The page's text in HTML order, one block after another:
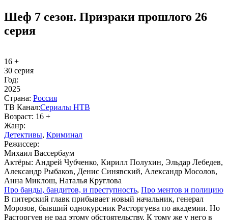
Шеф 7 сезон. Призраки прошлого 26
серия
16 +
30 серия
Год:
2025
Стра­на: Рос­сия
ТВ Ка­нал:Се­риа­лы НТВ
Воз­раст: 16 +
Жанр:
Де­тек­ти­вы, Кри­ми­нал
Ре­жис­сер:
Михаил Вассербаум
Ак­тё­ры: Андрей Чубченко, Кирилл Полухин, Эльдар Лебедев,
Александр Рыбаков, Денис Синявский, Александр Мосолов,
Анна Миклош, Наталья Круглова
Про бан­ды, бан­ди­тов, и пре­ступ­ность, Про мен­тов и по­ли­цию
В питерский главк прибывает новый начальник, генерал
Морозов, бывший однокурсник Расторгуева по академии. Но
Расторгуев не рад этому обстоятельству. К тому же у него в